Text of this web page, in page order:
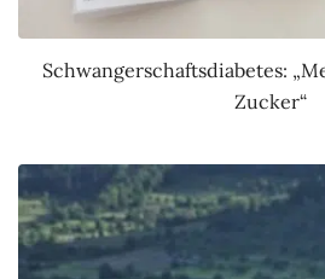
Schwangerschaftsdiabetes:
Zucker“